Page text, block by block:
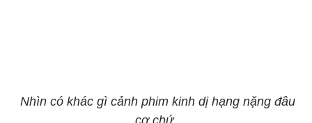
Nhìn có khác gì cảnh phim kinh dị hạng nặng đâu
cơ chứ.